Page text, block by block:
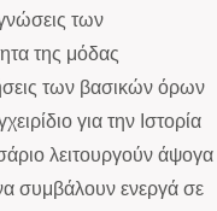
των
της μόδας
των βασικών όρων
για την Ιστορία
λειτουργούν άψογα
συμβάλουν ενεργά σε